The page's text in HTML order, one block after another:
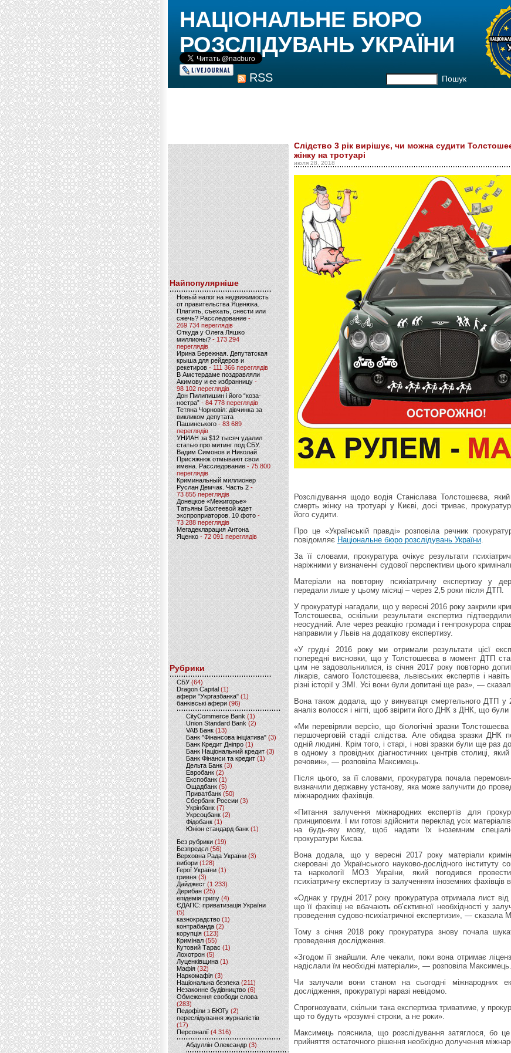
RSS Пошук
НАЦІОНАЛЬНЕ БЮРО
РОЗСЛІДУВАНЬ УКРАЇНИ
Найпопулярніше
Новый налог на недвижимость
от правительства Яценюка.
Платить, съехать, снести или
сжечь? Расследование-
269 734 переглядів
Откуда у Олега Ляшко
миллионы? - 173 294
переглядів
Ирина Бережная. Депутатская
крыша для рейдеров и
рекетиров - 111 366 переглядів
В Амстердаме поздравляли
Акимову и ее избранницу -
98 102 переглядів
Дон Пилипишин і його “коза-
ностра” - 84 778 переглядів
Тетяна Чорновіл: дівчинка за
викликом депутата
Пашинського- 83 689
переглядів
УНИАН за $12 тысяч удалил
статью про митинг под СБУ.
Вадим Симонов и Николай
Присяжнюк отмывают свои
имена. Расследование - 75 800
переглядів
Криминальный миллионер
Руслан Демчак. Часть 2-
73 855 переглядів
Донецкое «Межигорье»
Татьяны Бахтеевой ждет
экспроприаторов. 10 фото -
73 288 переглядів
Мегадекларация Антона
Яценко - 72 091 переглядів
Рубрики
CБУ (64)
Dragon Capital (1)
афери "Укргазбанка" (1)
банківські афери (96)
CityCommerce Bank (1)
Union Standard Bank (2)
VAB Банк (13)
Банк "Фінансова ініціатива" (3)
Банк Кредит Дніпро (1)
Банк Національний кредит (3)
Банк Фінанси та кредит (1)
Дельта Банк (3)
Евробанк(2)
Експобанк (1)
Ощадбанк(5)
Приватбанк (50)
Сбербанк России (3)
Укрінбанк(7)
Укрсоцбанк (2)
Фідобанк (1)
Юніон стандард банк(1)
Без рубрики (19)
Безпредєл(56)
Верховна Рада України (3)
вибори(128)
Герої України(1)
гривня (3)
Дайджест (1 233)
Дерибан (25)
епідемія грипу (4)
ЄДАПС: приватизація України
(5)
казнокрадство (1)
контрабанда (2)
корупція (123)
Кримінал (55)
Кутовий Тарас (1)
Лохотрон(5)
Луценківщина (1)
Мафія (32)
Наркомафія (3)
Національна безпека (211)
Незаконне будівництво(6)
Обмеження свободи слова
(283)
Педофіли з БЮТу (2)
переслідування журналістів
(17)
Персоналії (4 316)
Абдуллін Олександр (3)
Cлідство 3 рік вирішує, чи можна судити
жінку на тротуарі
июля 28, 2018
Розслідування щодо водія Станіслава Толстошеєва,
смерть жінку на тротуарі у Києві, досі триває,
його судити.
Про це «Українській правді» розповіла речник
повідомляє Національне бюро розслідувань України.
За її словами, прокуратура очікує результати
наріжними у визначенні судової перспективи цього
Матеріали на повторну психіатричну експертизу у
передали лише у цьому місяці – через 2,5 роки після ДТП.
У прокуратурі нагадали, що у вересні 2016 року закрили
Толстошеєва, оскільки результати експертиз
неосудний. Але через реакцію громади і генпрокурора
направили у Львів на додаткову експертизу.
«У грудні 2016 року ми отримали результати цієї
попередні висновки, що у Толстошеєва в момент ДТП
цим не задовольнилися, із січня 2017 року повторно
лікарів, самого Толстошеєва, львівських експертів і
різні історії у ЗМІ. Усі вони були допитані ще раз», —
Вона також додала, що у винуватця смертельного ДТП у
аналіз волосся і нігті, щоб звірити його ДНК з ДНК, що
«Ми перевіряли версію, що біологічні зразки
першочерговій стадії слідства. Але обидва зразки ДНК
одній людині. Крім того, і старі, і нові зразки були ще раз
в одному з провідних діагностичних центрів столиці,
речовин», — розповіла Максимець.
Після цього, за її словами, прокуратура почала
визначили державну установу, яка може залучити до
міжнародних фахівців.
«Питання залучення міжнародних експертів для
принциповим. І ми готові здійснити переклад усіх
на будь-яку мову, щоб надати їх іноземним
прокуратури Києва.
Вона додала, що у вересні 2017 року матеріали
скеровані до Українського науково-дослідного інституту
та наркології МОЗ України, який погодився
психіатричну експертизу із залученням іноземних фахівців
«Однак у грудні 2017 року прокуратура отримала лист від
що її фахівці не вбачають об’єктивної необхідності у
проведення судово-психіатричної експертизи», — сказала
Тому з січня 2018 року прокуратура знову почала
проведення дослідження.
«Згодом її знайшли. Але чекали, поки вона отримає
надіслали їм необхідні матеріали», — розповіла Максимець.
Чи залучали вони станом на сьогодні міжнародних
дослідження, прокуратурі наразі невідомо.
Спрогнозувати, скільки така експертиза триватиме, у
що то будуть «розумні строки, а не роки».
Максимець пояснила, що розслідування затяглося, бо
прийняття остаточного рішення необхідно долучення